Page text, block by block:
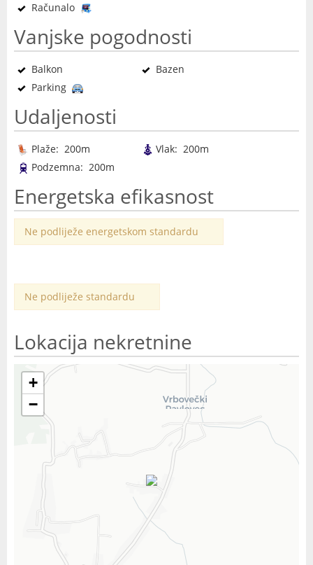
Računalo
Vanjske pogodnosti
Balkon
Bazen
Parking
Udaljenosti
Plaže: 200m
Vlak: 200m
Podzemna: 200m
Energetska efikasnost
Ne podliježe energetskom standardu
Ne podliježe standardu
Lokacija nekretnine
+
−